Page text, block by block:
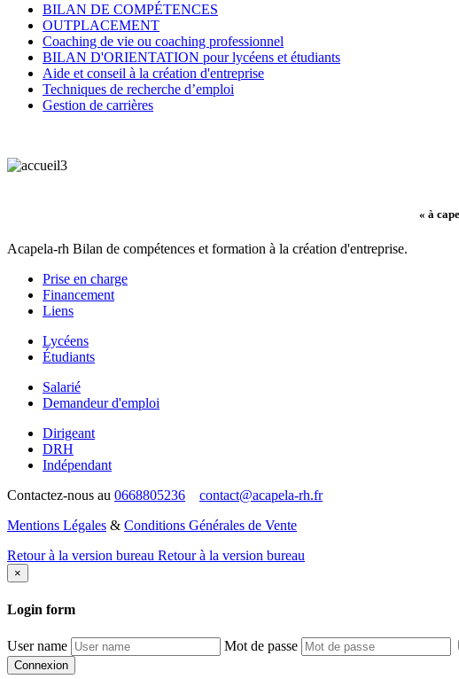
BILAN DE COMPÉTENCES
OUTPLACEMENT
Coaching de vie ou coaching professionnel
BILAN D'ORIENTATION pour lycéens et étudiants
Aide et conseil à la création d'entreprise
Techniques de recherche d’emploi
Gestion de carrières
« à
Acapela-rh Bilan de compétences et formation à la création d'entreprise.
Prise en charge
Financement
Liens
Lycéens
Étudiants
Salarié
Demandeur d'emploi
Dirigeant
DRH
Indépendant
Contactez-nous au 0668805236
contact@acapela-rh.fr
Mentions Légales & Conditions Générales de Vente
Retour à la version bureau Retour à la version bureau
×
Login form
User name Mot de passe
Connexion